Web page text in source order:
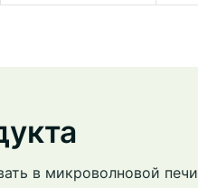
в микроволновой печи